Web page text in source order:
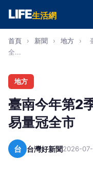
LIFE生活網
首頁 › 新聞 › 地方 ›
全...
地方
臺南今年第2
易量冠全市
台 台灣好新聞2026-